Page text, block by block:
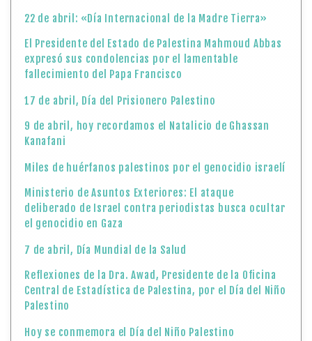
22 de abril: «Día Internacional de la Madre Tierra»
El Presidente del Estado de Palestina Mahmoud Abbas
expresó sus condolencias por el lamentable
fallecimiento del Papa Francisco
17 de abril, Día del Prisionero Palestino
9 de abril, hoy recordamos el Natalicio de Ghassan
Kanafani
Miles de huérfanos palestinos por el genocidio israelí
Ministerio de Asuntos Exteriores: El ataque
deliberado de Israel contra periodistas busca ocultar
el genocidio en Gaza
7 de abril, Día Mundial de la Salud
Reflexiones de la Dra. Awad, Presidente de la Oficina
Central de Estadística de Palestina, por el Día del Niño
Palestino
Hoy se conmemora el Día del Niño Palestino